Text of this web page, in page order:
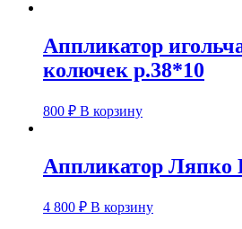
Аппликатор
колючек р.38*10
800 ₽ В корзину
Аппликатор Ляпко
4 800 ₽ В корзину